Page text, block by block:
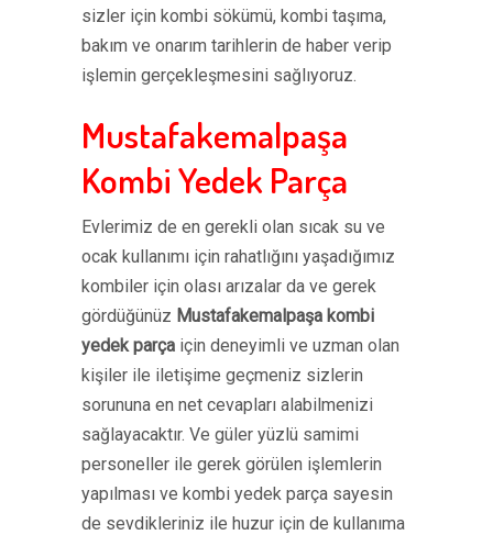
sizler için kombi sökümü, kombi taşıma,
bakım ve onarım tarihlerin de haber verip
işlemin gerçekleşmesini sağlıyoruz.
Mustafakemalpaşa
Kombi Yedek Parça
Evlerimiz de en gerekli olan sıcak su ve
ocak kullanımı için rahatlığını yaşadığımız
kombiler için olası arızalar da ve gerek
gördüğünüz Mustafakemalpaşa kombi
yedek parça için deneyimli ve uzman olan
kişiler ile iletişime geçmeniz sizlerin
sorununa en net cevapları alabilmenizi
sağlayacaktır. Ve güler yüzlü samimi
personeller ile gerek görülen işlemlerin
yapılması ve kombi yedek parça sayesin
de sevdikleriniz ile huzur için de kullanıma